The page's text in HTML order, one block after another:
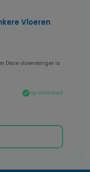
Vloeren
Deze vloerreiniger is
op voorraad